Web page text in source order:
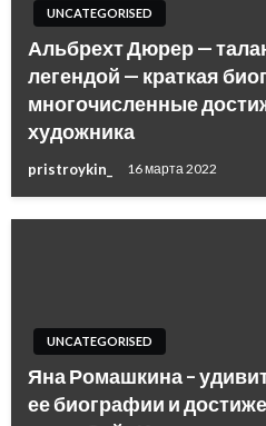
UNCATEGORISED
Альбрехт Дюрер —
легендой — краткая
многочисленные
художника
pristroykin_ 16 марта 2022
UNCATEGORISED
Яна Ромашкина –
ее биографии и